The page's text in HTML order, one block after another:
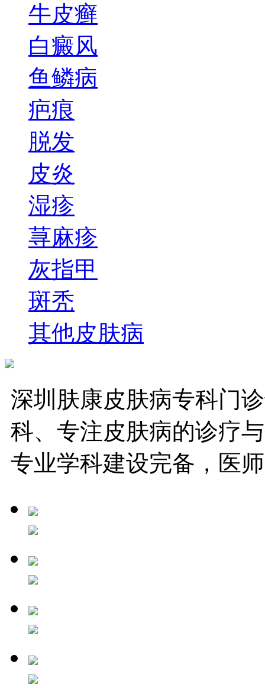
牛皮癣
白癜风
鱼鳞病
疤痕
脱发
皮炎
湿疹
荨麻疹
灰指甲
斑秃
其他皮肤病
深圳肤康皮肤病专科门
科、专注皮肤病的诊疗
专业学科建设完备，医